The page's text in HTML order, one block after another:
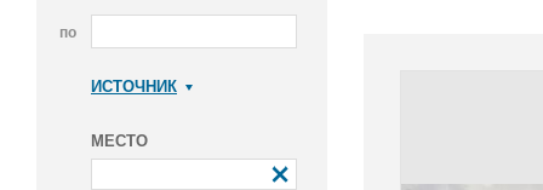
по
ИСТОЧНИК
МЕСТО